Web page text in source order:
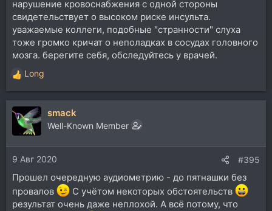
нарушение кровоснабжения с одной стороны
свидетельствует о высоком риске инсульта.
уважаемые коллеги, подобные "странности" слуха
тоже громко кричат о неполадках в сосудах головного
мозга. берегите себя, обследуйтесь у врачей.
Р
е
а
к
и
и
:
Long
smack
Well-Known Member
9 Авг 2020 #395
Прошел очередную аудиометрию - до пятнашки без
провалов
С учётом некоторых обстоятельств
результат очень даже неплохой. А всё потому, что